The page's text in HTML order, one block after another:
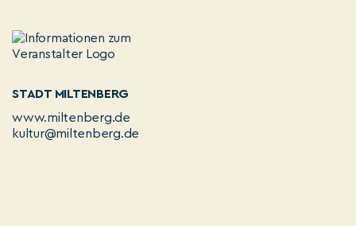
STADT MILTENBERG
www.miltenberg.de
kultur@miltenberg.de